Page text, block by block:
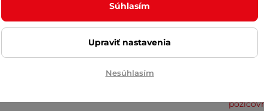
materiálu
už zvládajú pohyb vo vode s
Či už pri plaveckom výcviku
Swim Safe
pomôže deťom získať
Vaša
Súhlasím
Upraviť nastavenia
Nesúhlasím